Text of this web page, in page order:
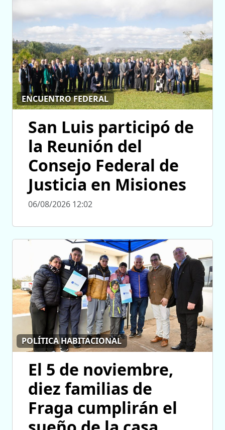
ENCUENTRO FEDERAL
San Luis participó de
la Reunión del
Consejo Federal de
Justicia en Misiones
06/08/2026 12:02
POLÍTICA HABITACIONAL
El 5 de noviembre,
diez familias de
Fraga cumplirán el